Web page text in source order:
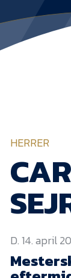
HERRER
D. 14. april